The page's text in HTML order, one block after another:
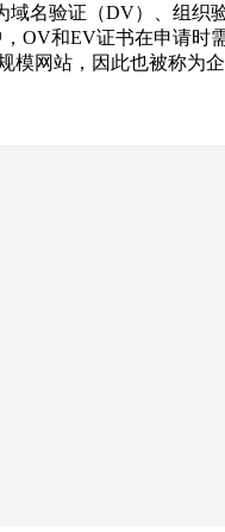
域名验证（DV）、组织
OV和EV证书在申请时
模网站，因此也被称为